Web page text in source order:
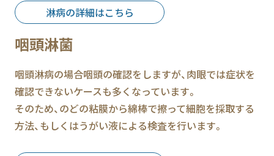
淋病の詳細はこちら
咽頭淋菌
咽頭淋病の場合咽頭の確認をしますが、肉眼では症状を
確認できないケースも多くなっています。
そのため、のどの粘膜から綿棒で擦って細胞を採取する
方法、もしくはうがい液による検査を行います。